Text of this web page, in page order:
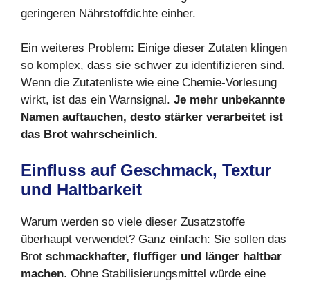
geringeren Nährstoffdichte einher.
Ein weiteres Problem: Einige dieser Zutaten klingen
so komplex, dass sie schwer zu identifizieren sind.
Wenn die Zutatenliste wie eine Chemie-Vorlesung
wirkt, ist das ein Warnsignal. Je mehr unbekannte
Namen auftauchen, desto stärker verarbeitet ist
das Brot wahrscheinlich.
Einfluss auf Geschmack, Textur
und Haltbarkeit
Warum werden so viele dieser Zusatzstoffe
überhaupt verwendet? Ganz einfach: Sie sollen das
Brot schmackhafter, fluffiger und länger haltbar
machen. Ohne Stabilisierungsmittel würde eine